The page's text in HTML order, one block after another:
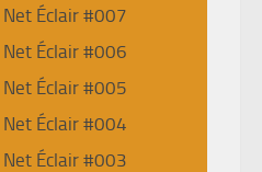
Net Éclair #007
Net Éclair #006
Net Éclair #005
Net Éclair #004
Net Éclair #003